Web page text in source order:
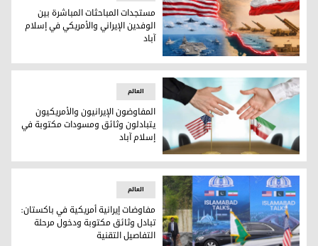
مستجدات المباحثات المباشرة بين الوفدين الإيراني والأمريكي
مستجدات المباحثات المباشرة بين
الوفدين الإيراني والأمريكي في إسلام
آباد
المفاوضون الإيرانيون والأمريكيون يتبادلون وثائق ومسودات
العالم
المفاوضون الإيرانيون والأمريكيون
يتبادلون وثائق ومسودات مكتوبة في
إسلام آباد
العالم
مفاوضات إيرانية أمريكية في باكستان:
تبادل وثائق مكتوبة ودخول مرحلة
التفاصيل التقنية